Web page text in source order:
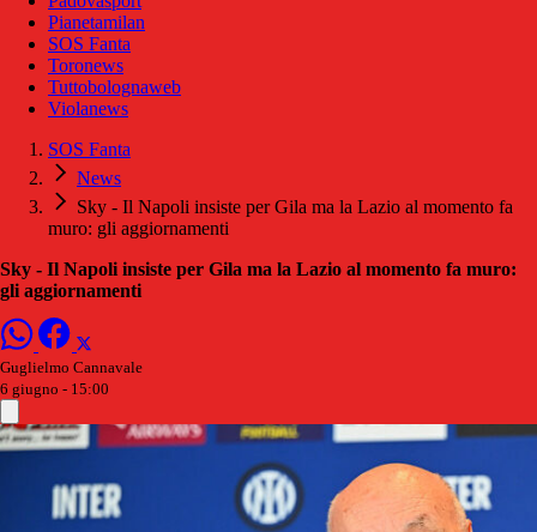
Pianetamilan
SOS Fanta
Toronews
Tuttobolognaweb
Violanews
SOS Fanta
News
Sky - Il Napoli insiste per Gila ma la Lazio al momento fa
muro: gli aggiornamenti
Sky - Il Napoli insiste per Gila ma la Lazio al momento fa muro:
gli aggiornamenti
Guglielmo Cannavale
6 giugno - 15:00